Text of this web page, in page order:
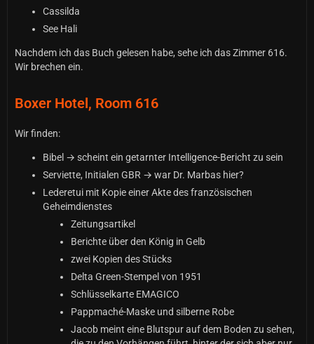
Cassilda
See Hali
Nachdem ich das Buch gelesen habe, sehe ich das Zimmer 616.
Wir brechen ein.
Boxer Hotel, Room 616
Wir finden:
Bibel → scheint ein getarnter Intelligence-Bericht zu sein
Serviette, Initialen GBR → war Dr. Marbas hier?
Lederetui mit Kopie einer Akte des französischen
Geheimdienstes
Zeitungsartikel
Berichte über den König in Gelb
zwei Kopien des Stücks
Delta Green-Stempel von 1951
Schlüsselkarte EMAGICO
Pappmaché-Maske und silberne Robe
Jacob meint eine Blutspur auf dem Boden zu sehen,